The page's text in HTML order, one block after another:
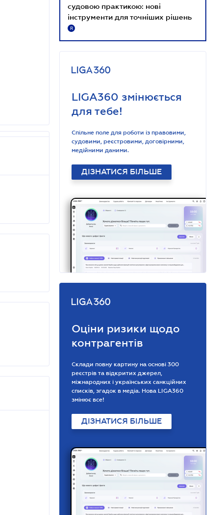
судовою практикою: нові
інструменти для точніших рішень
R
LIGA360 змінюється
для тебе!
Спільне поле для роботи із правовими,
судовими, реєстровими, договірними,
медійними даними.
ДІЗНАТИСЯ БІЛЬШЕ
Оціни ризики щодо
контрагентів
Склади повну картину на основі 300
реєстрів та відкритих джерел,
міжнародних і українських санкційних
списків, згадок в медіа. Нова LIGA360
змінює все!
ДІЗНАТИСЯ БІЛЬШЕ